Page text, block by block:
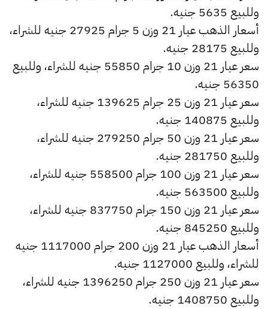
وللبيع 5635 جنيه.
أسعار الذهب عيار 21 وزن 5 جرام 27925 جنيه للشراء،
وللبيع 28175 جنيه.
سعر عيار 21 وزن 10 جرام 55850 جنيه للشراء، وللبيع
56350 جنيه.
سعر عيار 21 وزن 25 جرام 139625 جنيه للشراء،
وللبيع 140875 جنيه.
سعر عيار 21 وزن 50 جرام 279250 جنيه للشراء،
وللبيع 281750 جنيه.
سعر عيار 21 وزن 100 جرام 558500 جنيه للشراء،
وللبيع 563500 جنيه.
سعر عيار 21 وزن 150 جرام 837750 جنيه للشراء،
وللبيع 845250 جنيه.
أسعار الذهب عيار 21 وزن 200 جرام 1117000 جنيه
للشراء، وللبيع 1127000 جنيه.
سعر عيار 21 وزن 250 جرام 1396250 جنيه للشراء،
وللبيع 1408750 جنيه.